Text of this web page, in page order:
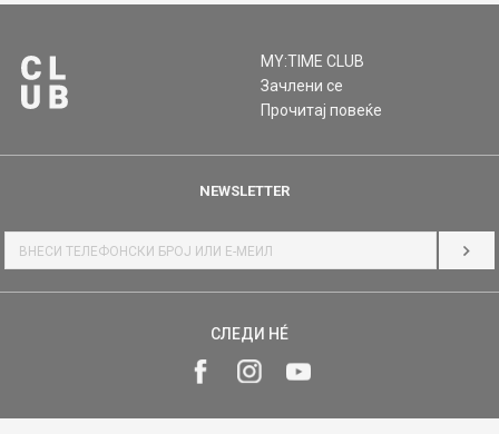
MY:TIME CLUB
Зачлени се
Прочитај повеќе
NEWSLETTER
СЛЕДИ НÉ